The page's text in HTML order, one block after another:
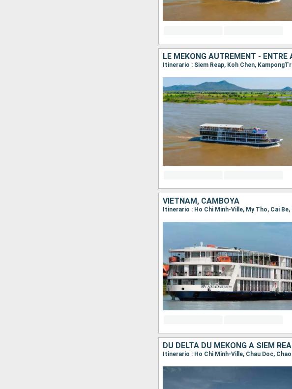
LE MÉKONG AUTREMENT -
Itinerario : Siem Reap, Koh Chen,
VIETNAM, CAMBOYA
DU DELTA DU MÉKONG À SIEM